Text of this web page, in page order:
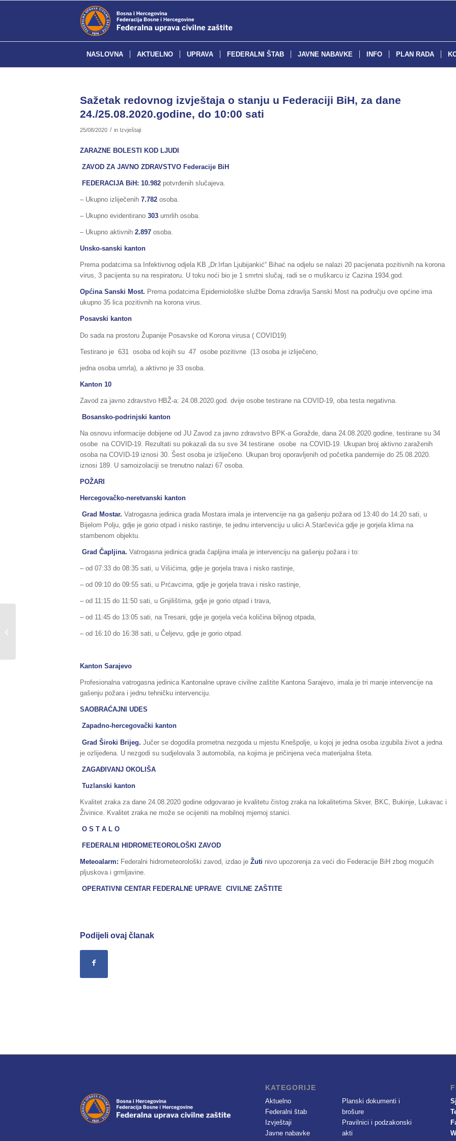
NASLOVNA AKTUELNO UPRAVA FEDERALNI ŠTAB JAVNE NABAVKE INFO PLAN RADA
Sažetak redovnog izvještaja o stanju u Federaciji BiH, za dane
24./25.08.2020.godine, do 10:00 sati
25/08/2020 / in Izvještaji
ZARAZNE BOLESTI KOD LJUDI
ZAVOD ZA JAVNO ZDRAVSTVO Federacije BiH
FEDERACIJA BiH : 10.982 potvrđenih slučajeva.
– Ukupno izliječenih 7.782 osoba.
– Ukupno evidentirano 303 umrlih osoba.
– Ukupno aktivnih 2.897 osoba.
Unsko-sanski kanton
Prema podatcima sa Infektivnog odjela KB „Dr.Irfan Ljubijankić“ Bihać na odjelu se nalazi 20 pacijenata pozitivnih na korona
virus, 3 pacijenta su na respiratoru. U toku noći bio je 1 smrtni slučaj, radi se o muškarcu iz Cazina 1934.god.
Općina Sanski Most. Prema podatcima Epidemiološke službe Doma zdravlja Sanski Most na području ove općine ima
ukupno 35 lica pozitivnih na korona virus.
Posavski kanton
Do sada na prostoru Županije Posavske od Korona virusa ( COVID19)
Testirano je 631 osoba od kojih su 47 osobe pozitivne (13 osoba je izliječeno,
jedna osoba umrla), a aktivno je 33 osoba.
Kanton 10
Zavod za javno zdravstvo HBŽ-a: 24.08.2020.god. dvije osobe testirane na COVID-19, oba testa negativna.
Bosansko-podrinjski kanton
Na osnovu informacije dobijene od JU Zavod za javno zdravstvo BPK-a Goražde, dana 24.08.2020.godine, testirane su 34
osobe na COVID-19. Rezultati su pokazali da su sve 34 testirane osobe na COVID-19. Ukupan broj aktivno zaraženih
osoba na COVID-19 iznosi 30. Šest osoba je izliječeno. Ukupan broj oporavljenih od početka pandemije do 25.08.2020.
iznosi 189. U samoizolaciji se trenutno nalazi 67 osoba.
POŽARI
Hercegovačko-neretvanski kanton
Grad Mostar. Vatrogasna jedinica grada Mostara imala je intervencije na ga gašenju požara od 13:40 do 14:20 sati, u
Bijelom Polju, gdje je gorio otpad i nisko rastinje, te jednu intervenciju u ulici A.Starčevića gdje je gorjela klima na
stambenom objektu.
Grad Čapljina. Vatrogasna jedinica grada čapljina imala je intervenciju na gašenju požara i to:
– od 07:33 do 08:35 sati, u Višićima, gdje je gorjela trava i nisko rastinje,
– od 09:10 do 09:55 sati, u Prćavcima, gdje je gorjela trava i nisko rastinje,
– od 11:15 do 11:50 sati, u Gnjilištima, gdje je gorio otpad i trava,
– od 11:45 do 13:05 sati, na Tresani, gdje je gorjela veća količina biljnog otpada,
– od 16:10 do 16:38 sati, u Čeljevu, gdje je gorio otpad.
Kanton Sarajevo
Profesionalna vatrogasna jedinica Kantonalne uprave civilne zaštite Kantona Sarajevo, imala je tri manje intervencije na
gašenju požara i jednu tehničku intervenciju.
SAOBRAĆAJNI UDES
Zapadno-hercegovački kanton
Grad Široki Brijeg. Jučer se dogodila prometna nezgoda u mjestu Knešpolje, u kojoj je jedna osoba izgubila život a jedna
je ozlijeđena. U nezgodi su sudjelovala 3 automobila, na kojima je pričinjena veća materijalna šteta.
ZAGAĐIVANJ OKOLIŠA
Tuzlanski kanton
Kvalitet zraka za dane 24.08.2020 godine odgovarao je kvalitetu čistog zraka na lokalitetima Skver, BKC, Bukinje, Lukavac i
Živinice. Kvalitet zraka ne može se ocijeniti na mobilnoj mjernoj stanici.
O S T A L O
FEDERALNI HIDROMETEOROLOŠKI ZAVOD
Meteoalarm: Federalni hidrometeorološki zavod, izdao je Žuti nivo upozorenja za veći dio Federacije BiH zbog mogućih
pljuskova i grmljavine.
OPERATIVNI CENTAR FEDERALNE UPRAVE CIVILNE ZAŠTITE
Podijeli ovaj članak
KATEGORIJE
Aktuelno
Federalni štab
Izvještaji
Javne nabavke
Planski dokumenti i
brošure
Pravilnici i podzakonski
akti
Sažetak redovnog izvještaja o stanju
u Federaciji BiH, za dane